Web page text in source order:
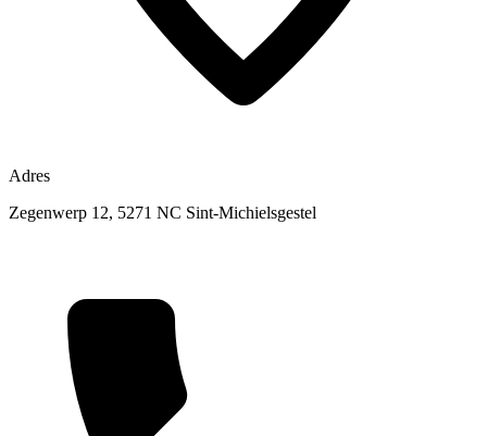
Adres
Zegenwerp 12, 5271 NC Sint-Michielsgestel